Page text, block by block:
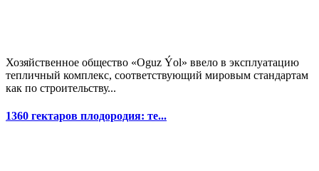
Хозяйственное общество «Oguz Ýol» ввело в эксплуатацию
тепличный комплекс, соответствующий мировым стандартам
как по строительству...
1360 гектаров плодородия: те...